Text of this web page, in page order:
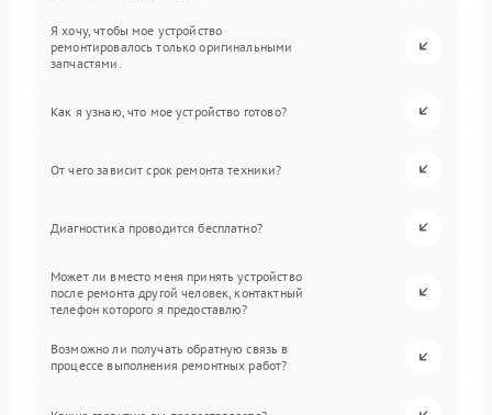
Я хочу, чтобы мое устройство
ремонтировалось только оригинальными
запчастями.
Как я узнаю, что мое устройство готово?
От чего зависит срок ремонта техники?
Диагностика проводится бесплатно?
Может ли вместо меня принять устройство
после ремонта другой человек, контактный
телефон которого я предоставлю?
Возможно ли получать обратную связь в
процессе выполнения ремонтных работ?